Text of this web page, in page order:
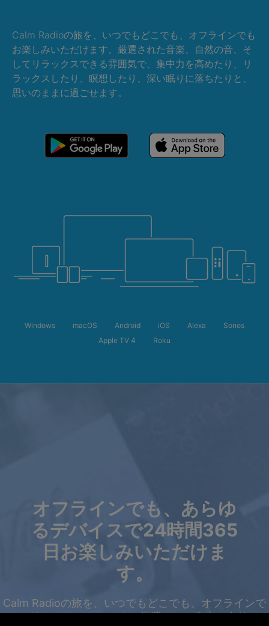
Calm Radioの旅を、いつでもどこでも、オフラインでも
お楽しみいただけます。厳選された音楽、自然の音、そ
してリラックスできる雰囲気で、集中力を高めたり、リ
ラックスしたり、瞑想したり、深い眠りに落ちたりと、
思いのままに過ごせます。
Windows macOS Android iOS Alexa
Sonos
Apple TV 4
Roku
オフラインでも、あらゆ
るデバイスで24時間365
日お楽しみいただけま
す。
Calm Radioの旅を、いつでもどこでも、オフラインで
もお楽しみいただけます。厳選された音楽、自然の